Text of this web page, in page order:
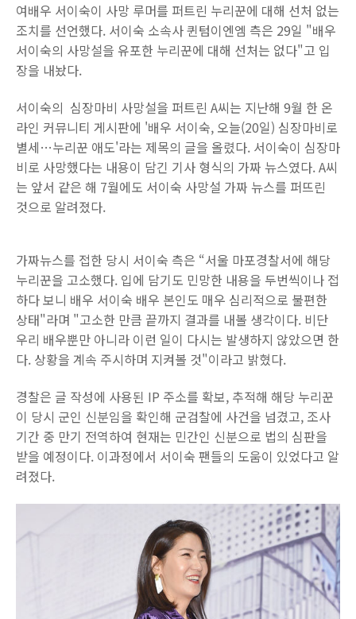
여배우 서이숙이 사망 루머를 퍼트린 누리꾼에 대해 선처 없는
조치를 선언했다. 서이숙 소속사 퀸텀이엔엠 측은 29일 "배우
서이숙의 사망설을 유포한 누리꾼에 대해 선처는 없다"고 입
장을 내놨다.
서이숙의 심장마비 사망설을 퍼트린 A씨는 지난해 9월 한 온
라인 커뮤니티 게시판에 '배우 서이숙, 오늘(20일) 심장마비로
별세…누리꾼 애도'라는 제목의 글을 올렸다. 서이숙이 심장마
비로 사망했다는 내용이 담긴 기사 형식의 가짜 뉴스였다. A씨
는 앞서 같은 해 7월에도 서이숙 사망설 가짜 뉴스를 퍼뜨린
것으로 알려졌다.
가짜뉴스를 접한 당시 서이숙 측은 “서울 마포경찰서에 해당
누리꾼을 고소했다. 입에 담기도 민망한 내용을 두번씩이나 접
하다 보니 배우 서이숙 배우 본인도 매우 심리적으로 불편한
상태"라며 "고소한 만큼 끝까지 결과를 내볼 생각이다. 비단
우리 배우뿐만 아니라 이런 일이 다시는 발생하지 않았으면 한
다. 상황을 계속 주시하며 지켜볼 것"이라고 밝혔다.
경찰은 글 작성에 사용된 IP 주소를 확보, 추적해 해당 누리꾼
이 당시 군인 신분임을 확인해 군검찰에 사건을 넘겼고, 조사
기간 중 만기 전역하여 현재는 민간인 신분으로 법의 심판을
받을 예정이다. 이과정에서 서이숙 팬들의 도움이 있었다고 알
려졌다.